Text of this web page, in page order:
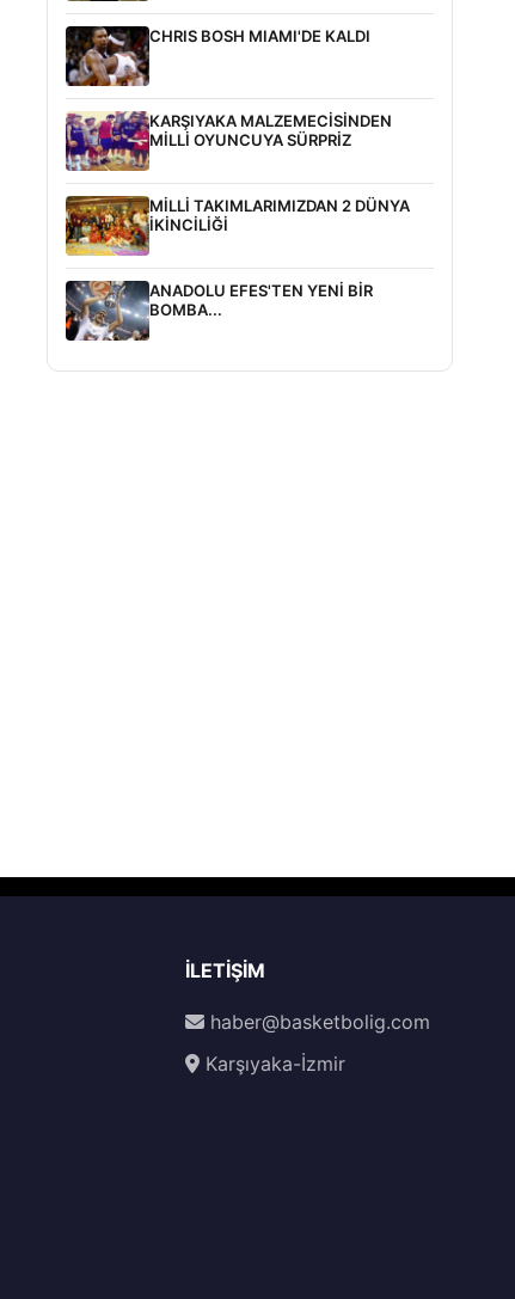
CHRIS BOSH MIAMI'DE KALDI
KARŞIYAKA MALZEMECİSİNDEN
MİLLİ OYUNCUYA SÜRPRİZ
MİLLİ TAKIMLARIMIZDAN 2 DÜNYA
İKİNCİLİĞİ
ANADOLU EFES'TEN YENİ BİR
BOMBA...
İLETIŞIM
haber@basketbolig.com
Karşıyaka-İzmir